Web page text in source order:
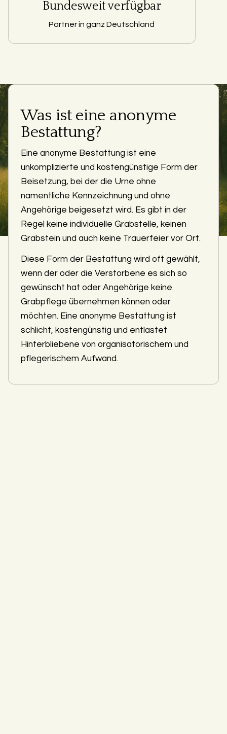
Bundesweit verfügbar
Partner in ganz Deutschland
Was ist eine anonyme
Bestattung?
Eine anonyme Bestattung ist eine
unkomplizierte und kostengünstige Form der
Beisetzung, bei der die Urne ohne
namentliche Kennzeichnung und ohne
Angehörige beigesetzt wird. Es gibt in der
Regel keine individuelle Grabstelle, keinen
Grabstein und auch keine Trauerfeier vor Ort.
Diese Form der Bestattung wird oft gewählt,
wenn der oder die Verstorbene es sich so
gewünscht hat oder Angehörige keine
Grabpflege übernehmen können oder
möchten. Eine anonyme Bestattung ist
schlicht, kostengünstig und entlastet
Hinterbliebene von organisatorischem und
pflegerischem Aufwand.